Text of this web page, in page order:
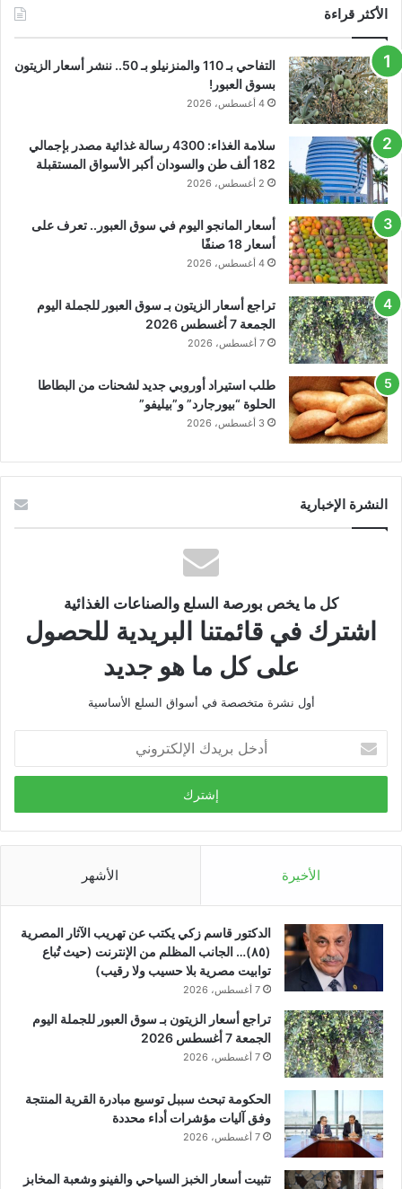
الأكثر قراءة
التفاحي بـ 110 والمنزنيلو بـ 50.. ننشر أسعار الزيتون
بسوق العبور!
4 أغسطس، 2026
سلامة الغذاء: 4300 رسالة غذائية مصدر بإجمالي
182 ألف طن والسودان أكبر الأسواق المستقبلة
2 أغسطس، 2026
أسعار المانجو اليوم في سوق العبور.. تعرف على
أسعار 18 صنفًا
4 أغسطس، 2026
تراجع أسعار الزيتون بـ سوق العبور للجملة اليوم
الجمعة 7 أغسطس 2026
7 أغسطس، 2026
طلب استيراد أوروبي جديد لشحنات من البطاطا
الحلوة “بيورجارد” و”بيليفو”
3 أغسطس، 2026
النشرة الإخبارية
كل ما يخص بورصة السلع والصناعات الغذائية
اشترك في قائمتنا البريدية للحصول
على كل ما هو جديد
أول نشرة متخصصة في أسواق السلع الأساسية
بريدك
الإلكتروني
الأخيرة الأشهر
الدكتور قاسم زكي يكتب عن تهريب الآثار المصرية
(٨٥)… الجانب المظلم من الإنترنت (حيث تُباع
توابيت مصرية بلا حسيب ولا رقيب)
7 أغسطس، 2026
تراجع أسعار الزيتون بـ سوق العبور للجملة اليوم
الجمعة 7 أغسطس 2026
7 أغسطس، 2026
الحكومة تبحث سببل توسيع مبادرة القرية المنتجة
وفق آليات مؤشرات أداء محددة
7 أغسطس، 2026
تثبيت أسعار الخبز السياحي والفينو وشعبة المخابز